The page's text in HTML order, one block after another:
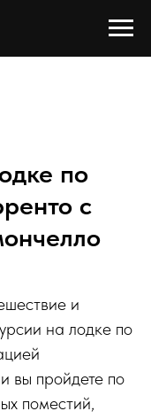
по
с
и
на лодке по
вы пройдете по
поместий,